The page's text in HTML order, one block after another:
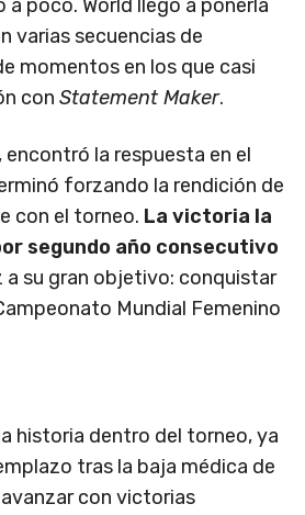
poco. World llegó a ponerla
varias secuencias de
momentos en los que casi
con Statement Maker.
encontró la respuesta en el
forzando la rendición de
con el torneo. La victoria la
segundo año consecutivo
a su gran objetivo: conquistar
Mundial Femenino
historia dentro del torneo, ya
tras la baja médica de
con victorias